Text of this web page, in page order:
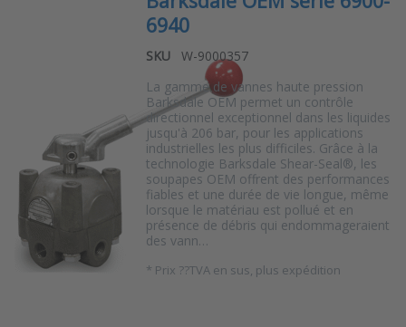
6940
SKU
W-9000357
La gamme de vannes haute pression
Barksdale OEM permet un contrôle
directionnel exceptionnel dans les liquides
jusqu'à 206 bar, pour les applications
industrielles les plus difficiles. Grâce à la
technologie Barksdale Shear-Seal®, les
soupapes OEM offrent des performances
fiables et une durée de vie longue, même
lorsque le matériau est pollué et en
présence de débris qui endommageraient
des vann…
* Prix ??TVA en sus, plus expédition